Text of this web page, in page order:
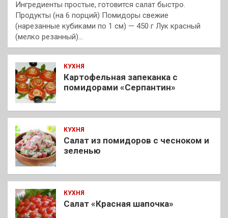
Ингредиенты простые, готовится салат быстро.
Продукты (на 6 порций) Помидоры свежие
(нарезанные кубиками по 1 см) — 450 г Лук красный
(мелко резанный)…
КУХНЯ
Картофельная запеканка с
помидорами «Серпантин»
КУХНЯ
Салат из помидоров с чесноком и
зеленью
КУХНЯ
Салат «Красная шапочка»